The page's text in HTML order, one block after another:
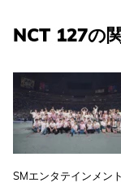
NCT 127の
SMエンタテインメン